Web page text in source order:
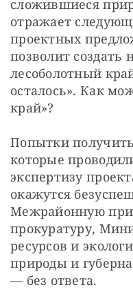
сложившиеся
отражает
проектных
позволит создать
лесоболотный
осталось». Как
край»?
Попытки
которые
экспертизу
окажутся
Межрайонную
прокуратуру,
ресурсов и
природы и
— без ответа.